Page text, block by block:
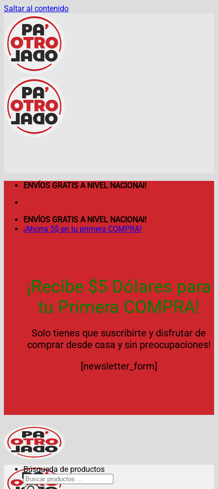
Saltar al contenido
ENVÍOS GRATIS A NIVEL NACIONAl!
ENVÍOS GRATIS A NIVEL NACIONAl!
¡Ahorra 5$ en tu primera COMPRA!
¡Recibe $5 Dólares para
tu Primera COMPRA!
Solo tienes que suscribirte y disfrutar de
comprar desde casa y sin preocupaciones!
[newsletter_form]
Búsqueda de productos